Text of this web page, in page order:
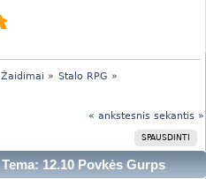
Žaidimai » Stalo RPG »
« ankstesnis sekantis »
SPAUSDINTI
Tema: 12.10 Povkės Gurps